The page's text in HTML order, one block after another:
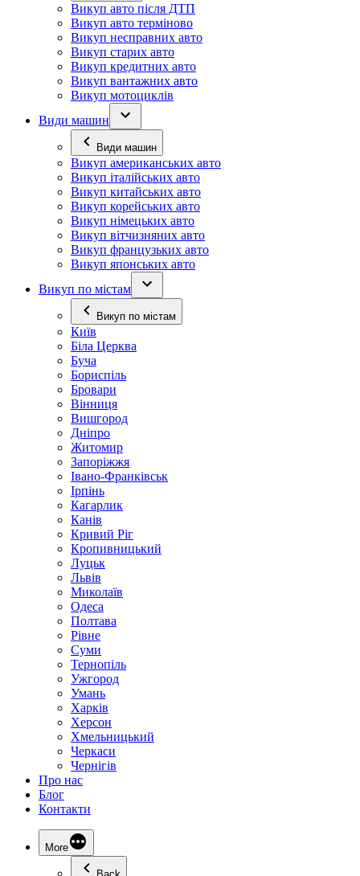
Викуп авто після ДТП
Викуп авто терміново
Викуп несправних авто
Викуп старих авто
Викуп кредитних авто
Викуп вантажних авто
Викуп мотоциклів
Види машин
Види машин
Викуп американських авто
Викуп італійських авто
Викуп китайських авто
Викуп корейських авто
Викуп німецьких авто
Викуп вітчизняних авто
Викуп французьких авто
Викуп японських авто
Викуп по містам
Викуп по містам
Київ
Біла Церква
Буча
Бориспіль
Бровари
Вінниця
Вишгород
Дніпро
Житомир
Запоріжжя
Івано-Франківськ
Ірпінь
Кагарлик
Канів
Кривий Ріг
Кропивницький
Луцьк
Львів
Миколаїв
Одеса
Полтава
Рівне
Суми
Тернопіль
Ужгород
Умань
Харків
Херсон
Хмельницький
Черкаси
Чернігів
Про нас
Блог
Контакти
More